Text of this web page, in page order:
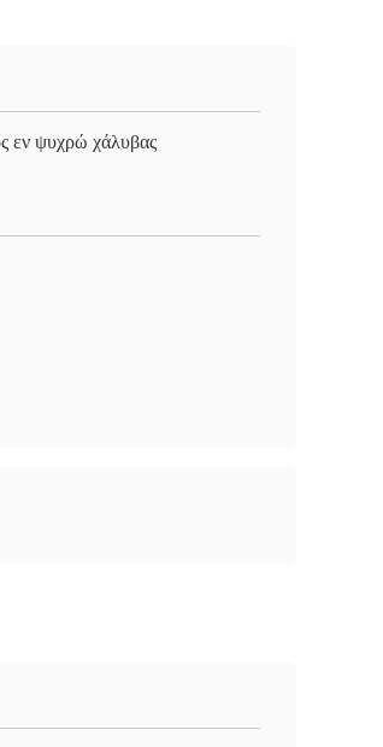
εν ψυχρώ χάλυβας